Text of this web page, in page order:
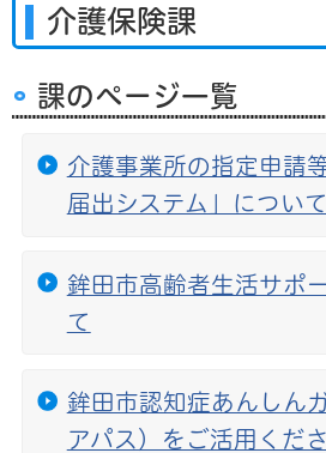
介護保険課
課のページ一覧
介護事業所の指定申請
届出システム」について
鉾田市高齢者生活サポ
て
鉾田市認知症あんしん
アパス）をご活用くださ